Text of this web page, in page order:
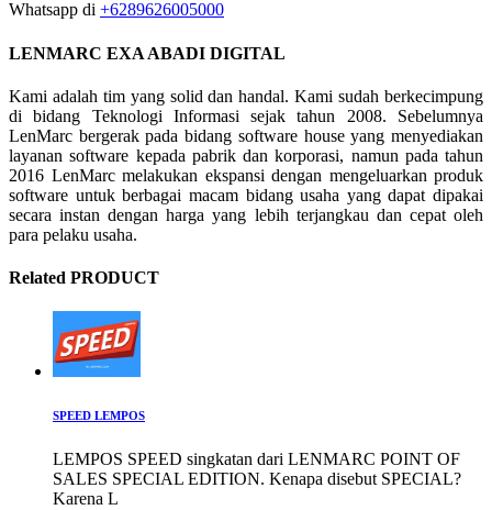
Whatsapp di +6289626005000
LENMARC EXA ABADI DIGITAL
Kami adalah tim yang solid dan handal. Kami sudah berkecimpung
di bidang Teknologi Informasi sejak tahun 2008. Sebelumnya
LenMarc bergerak pada bidang software house yang menyediakan
layanan software kepada pabrik dan korporasi, namun pada tahun
2016 LenMarc melakukan ekspansi dengan mengeluarkan produk
software untuk berbagai macam bidang usaha yang dapat dipakai
secara instan dengan harga yang lebih terjangkau dan cepat oleh
para pelaku usaha.
Related PRODUCT
SPEED LEMPOS
LEMPOS SPEED singkatan dari LENMARC POINT OF
SALES SPECIAL EDITION. Kenapa disebut SPECIAL?
Karena L